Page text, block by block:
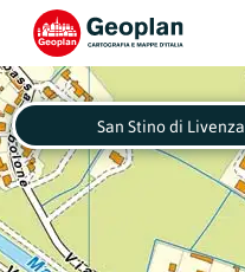
San Stino di Livenza